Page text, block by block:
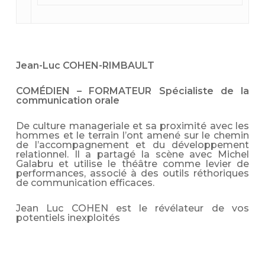
Jean-Luc COHEN-RIMBAULT
COMÉDIEN – FORMATEUR Spécialiste de la
communication orale
De culture manageriale et sa proximité avec les
hommes et le terrain l’ont amené sur le chemin
de l’accompagnement et du développement
relationnel. Il a partagé la scène avec Michel
Galabru et utilise le théâtre comme levier de
performances, associé à des outils réthoriques
de communication efficaces.
Jean Luc COHEN est le révélateur de vos
potentiels inexploités